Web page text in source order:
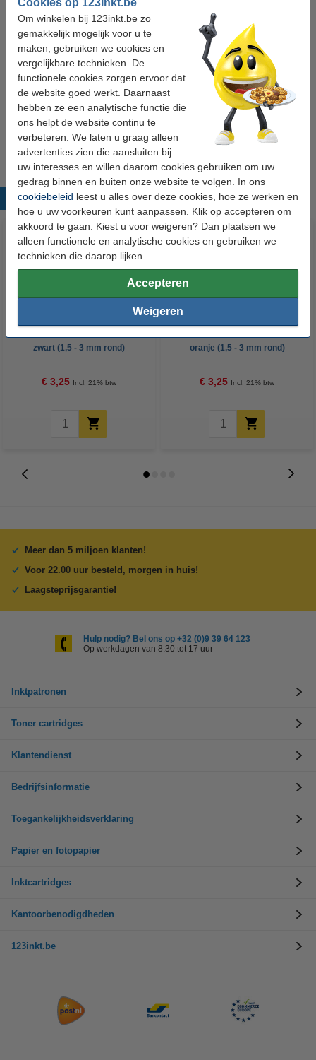
Om winkelen bij 123inkt.be zo
gemakkelijk mogelijk voor u te
maken, gebruiken we cookies en
vergelijkbare technieken. De
functionele cookies zorgen ervoor dat
de website goed werkt. Daarnaast
hebben ze een analytische functie die
ons helpt de website continu te
verbeteren. We laten u graag alleen
advertenties zien die aansluiten bij
uw interesses en willen daarom cookies gebruiken om uw
gedrag binnen en buiten onze website te volgen. In ons
cookiebeleid leest u alles over deze cookies, hoe ze werken en
hoe u uw voorkeuren kunt aanpassen. Klik op accepteren om
akkoord te gaan. Kiest u voor weigeren? Dan plaatsen we
alleen functionele en analytische cookies en gebruiken we
technieken die daarop lijken.
Accepteren
Weigeren
Navulbaar: nee
1 stuk
Nummer: 250
Winstpakker! 9+1 gratis
Aanbieding: 10x Edding 250 whiteboard marker
roze (1,5 - 3 mm rond)
€ 29,25
Populaire producten
zwart (1,5 - 3 mm rond)
€ 3,25 Incl. 21% btw
oranje (1,5 - 3 mm rond)
€ 3,25 Incl. 21% btw
Meer dan 5 miljoen klanten!
Voor 22.00 uur besteld, morgen in huis!
Laagsteprijsgarantie!
Hulp nodig? Bel ons op +32 (0)9 39 64 123
Op werkdagen van 8.30 tot 17 uur
Inktpatronen
Toner cartridges
Klantendienst
Bedrijfsinformatie
Toegankelijkheidsverklaring
Papier en fotopapier
Inktcartridges
Kantoorbenodigdheden
123inkt.be